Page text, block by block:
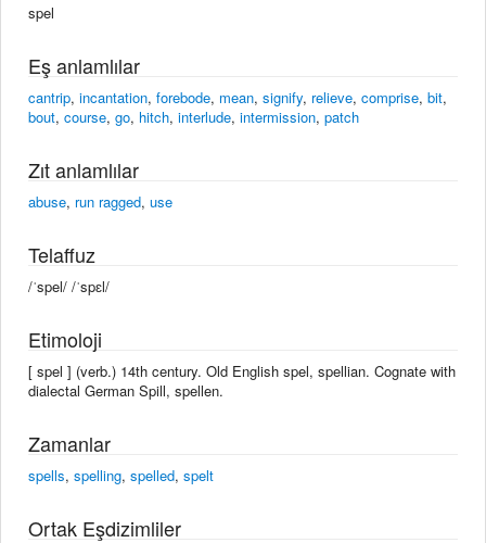
spel
Eş anlamlılar
cantrip, incantation, forebode, mean, signify, relieve, comprise, bit,
bout, course, go, hitch, interlude, intermission, patch
Zıt anlamlılar
abuse, run ragged, use
Telaffuz
/ˈspel/ /ˈspɛl/
Etimoloji
[ spel ] (verb.) 14th century. Old English spel, spellian. Cognate with
dialectal German Spill, spellen.
Zamanlar
spells, spelling, spelled, spelt
Ortak Eşdizimliler